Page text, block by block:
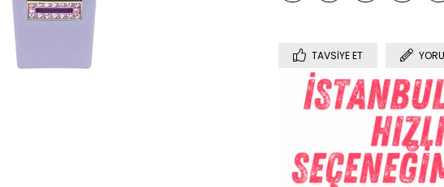
TAVSIYE ET